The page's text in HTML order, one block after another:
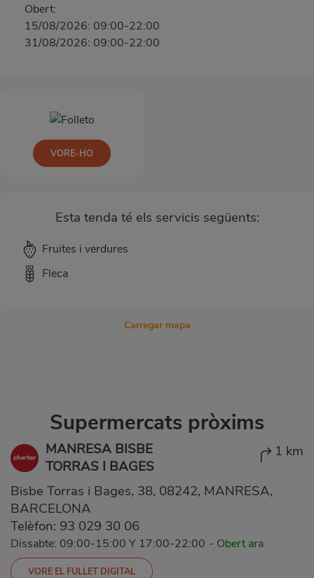
Obert:
15/08/2026: 09:00-22:00
31/08/2026: 09:00-22:00
Esta tenda té els servicis següents:
Fruites i verdures
Fleca
VORE-HO
Carregar mapa
Supermercats pròxims
MANRESA BISBE
TORRAS I BAGES
1 km
Bisbe Torras i Bages, 38, 08242, MANRESA,
BARCELONA
Telèfon: 93 029 30 06
Dissabte: 09:00-15:00 Y 17:00-22:00 - Obert ara
VORE EL FULLET DIGITAL